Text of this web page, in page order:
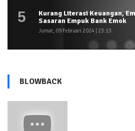
5
Kurang Literasi Keuangan,
Sasaran Empuk Bank Emok
Jumat, 09 Februari 2024 | 23:13
BLOWBACK